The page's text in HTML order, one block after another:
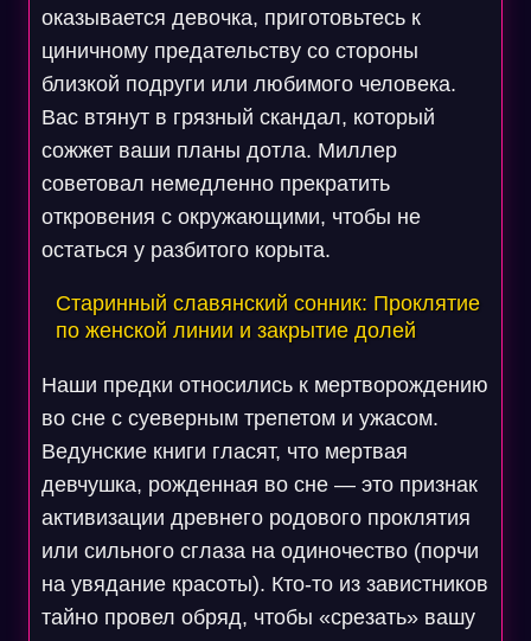
оказывается девочка, приготовьтесь к
циничному предательству со стороны
близкой подруги или любимого человека.
Вас втянут в грязный скандал, который
сожжет ваши планы дотла. Миллер
советовал немедленно прекратить
откровения с окружающими, чтобы не
остаться у разбитого корыта.
Старинный славянский сонник: Проклятие
по женской линии и закрытие долей
Наши предки относились к мертворождению
во сне с суеверным трепетом и ужасом.
Ведунские книги гласят, что мертвая
девчушка, рожденная во сне — это признак
активизации древнего родового проклятия
или сильного сглаза на одиночество (порчи
на увядание красоты). Кто-то из завистников
тайно провел обряд, чтобы «срезать» вашу